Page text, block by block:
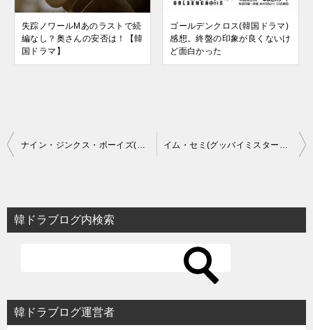
失踪ノワールMあのラストで続
編なし？奥さんの安否は！【韓
国ドラマ】
ゴールデンクロス(韓国ドラマ)
感想。終盤の印象が良くないけ
ど面白かった
投
ビ
ゲ
ョ
ン
韓ドラブログ内検索
韓ドラブログ運営者